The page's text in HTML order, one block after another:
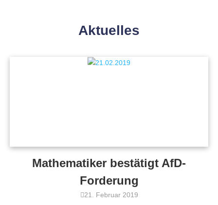
Aktuelles
Mathematiker bestätigt AfD-
Forderung
21. Februar 2019